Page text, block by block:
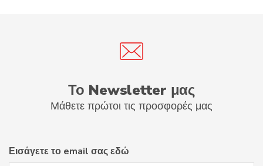
Το Newsletter μας
Μάθετε πρώτοι τις προσφορές μας
Εισάγετε το email σας εδώ